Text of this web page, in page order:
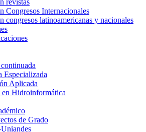
revistas
Congresos Internacionales
congresos latinoamericanas y nacionales
Especializada
Aplicada
en Hidroinformática
de Grado